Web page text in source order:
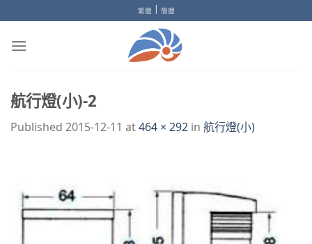
to
content
繁體 | 簡體
航行燈(小)-2
Published 2015-12-11 at464 × 292 in 航行燈(小)